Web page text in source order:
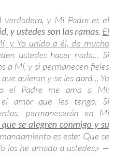
verdadera, y Mi Padre es el
yustedes son las ramas. El
y Yo unido a él, da mucho
ustedes hacer nada… Si
a Mí, y si permanecen fieles
quieran y se les dará… Yo
el Padre me ama a Mí;
el amor que les tengo. Si
permanecerán en Mi
se alegren conmigo y su
es este: Que se
los he amado a ustedes.» —